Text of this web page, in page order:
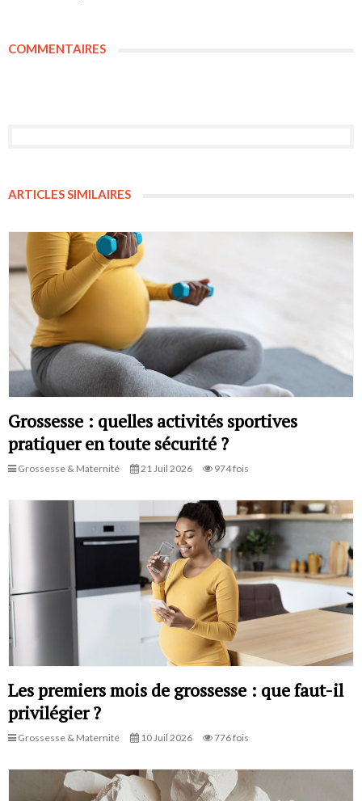
COMMENTAIRES
ARTICLES SIMILAIRES
Grossesse : quelles activités sportives
pratiquer en toute sécurité ?
Grossesse & Maternité 21 Juil 2026 974 fois
Les premiers mois de grossesse : que faut-il
privilégier ?
Grossesse & Maternité 10 Juil 2026 776 fois